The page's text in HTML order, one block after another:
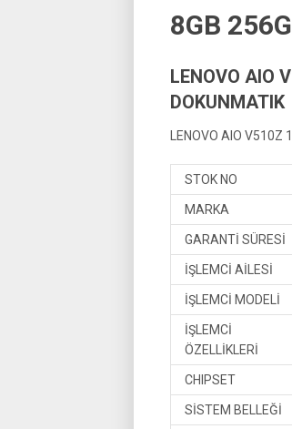
8GB
LENOVO AIO
DOKUNMATIK
LENOVO AIO
STOK NO
MARKA
GARANTİ SÜRESİ
İŞLEMCİ AİLESİ
İŞLEMCİ MODELİ
İŞLEMCİ
ÖZELLİKLERİ
CHIPSET
SİSTEM BELLEĞİ